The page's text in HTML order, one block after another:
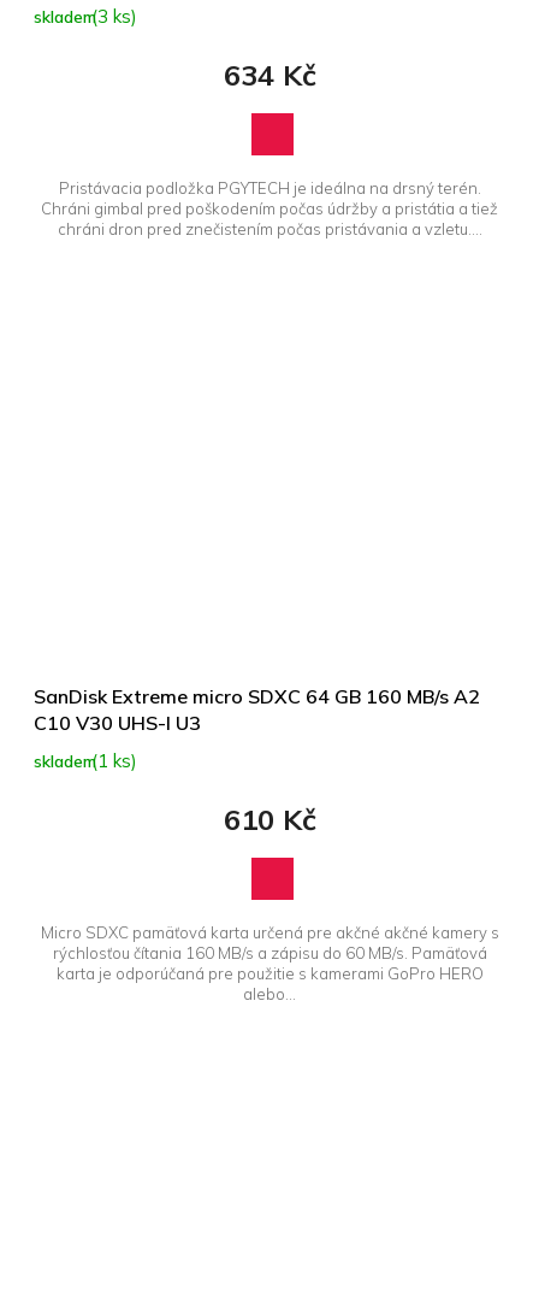
skladem(3 ks)
634 Kč
Pristávacia podložka PGYTECH je ideálna na drsný terén.
Chráni gimbal pred poškodením počas údržby a pristátia a tiež
chráni dron pred znečistením počas pristávania a vzletu....
SanDisk Extreme micro SDXC 64 GB 160 MB/s A2
C10 V30 UHS-I U3
skladem(1 ks)
610 Kč
Micro SDXC pamäťová karta určená pre akčné akčné kamery s
rýchlosťou čítania 160 MB/s a zápisu do 60 MB/s. Pamäťová
karta je odporúčaná pre použitie s kamerami GoPro HERO
alebo...